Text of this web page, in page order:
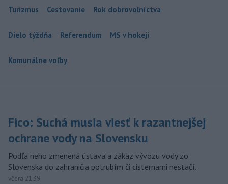
Turizmus Cestovanie Rok dobrovoľníctva
Dielo týždňa Referendum MS v hokeji
Komunálne voľby
Fico: Suchá musia viesť k razantnejšej
ochrane vody na Slovensku
Podľa neho zmenená ústava a zákaz vývozu vody zo
Slovenska do zahraničia potrubím či cisternami nestačí.
včera 21:39